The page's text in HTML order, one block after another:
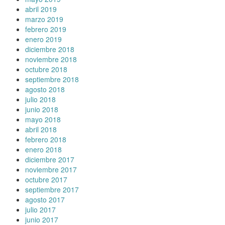
abril 2019
marzo 2019
febrero 2019
enero 2019
diciembre 2018
noviembre 2018
octubre 2018
septiembre 2018
agosto 2018
julio 2018
junio 2018
mayo 2018
abril 2018
febrero 2018
enero 2018
diciembre 2017
noviembre 2017
octubre 2017
septiembre 2017
agosto 2017
julio 2017
junio 2017